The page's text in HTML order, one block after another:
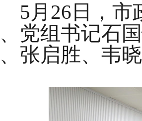
26日，市政
党组书记石
张启胜、韦